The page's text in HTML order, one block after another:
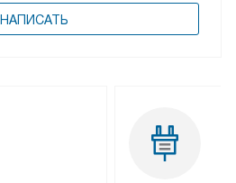
НАПИСАТЬ